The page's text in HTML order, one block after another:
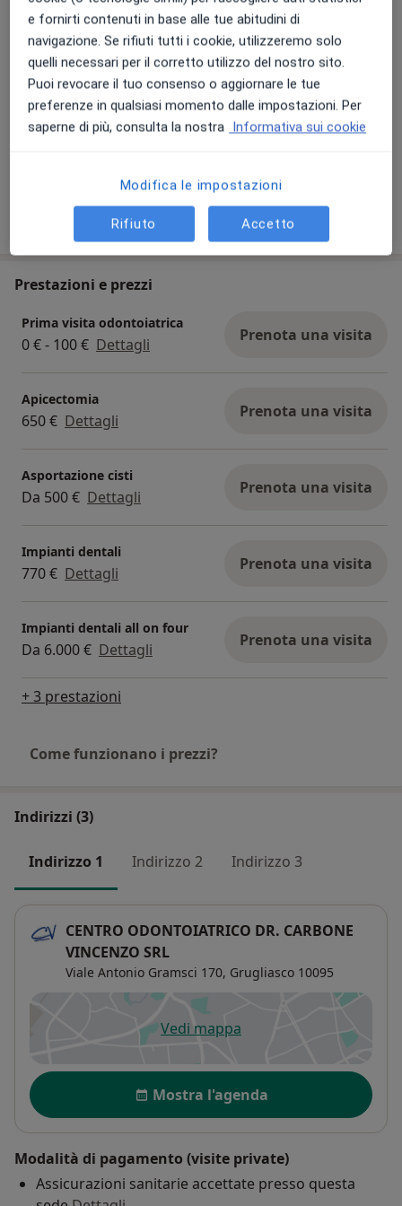
Mostra dettagli
sull'esperienza
Prestazioni e prezzi
Prima visita odontoiatrica
0 € - 100 € Dettagli Prenota una visita
Apicectomia
650 € Dettagli Prenota una visita
Asportazione cisti
Da 500 € Dettagli Prenota una visita
Impianti dentali
770 € Dettagli Prenota una visita
Impianti dentali all on four
Da 6.000 € Dettagli Prenota una visita
+ 3 prestazioni
Come funzionano i prezzi?
Indirizzi (3)
Indirizzo 1 Indirizzo 2 Indirizzo 3
CENTRO ODONTOIATRICO DR. CARBONE
VINCENZO SRL
Viale Antonio Gramsci 170, Grugliasco 10095
Vedi mappasi apre in una nuova scheda
Disponibilità
Mostra l'agenda
Modalità di pagamento (visite private)
Assicurazioni sanitarie accettate presso questa
e fornirti contenuti in base alle tue abitudini di
navigazione. Se rifiuti tutti i cookie, utilizzeremo solo
quelli necessari per il corretto utilizzo del nostro sito.
Puoi revocare il tuo consenso o aggiornare le tue
preferenze in qualsiasi momento dalle impostazioni. Per
saperne di più, consulta la nostra Informativa sui cookie
Modifica le impostazioni
Rifiuto Accetto